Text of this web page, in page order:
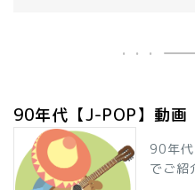
90年代【J-POP】動画
90年
でご紹